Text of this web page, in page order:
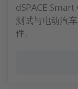
dSPACE
测试与电动汽
件。